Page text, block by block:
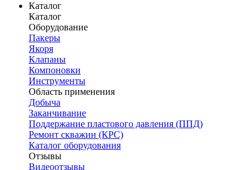
Каталог
Каталог
Оборудование
Пакеры
Якоря
Клапаны
Компоновки
Инструменты
Область применения
Добыча
Заканчивание
Поддержание пластового давления (ППД)
Ремонт скважин (КРС)
Каталог оборудования
Отзывы
Видеоотзывы